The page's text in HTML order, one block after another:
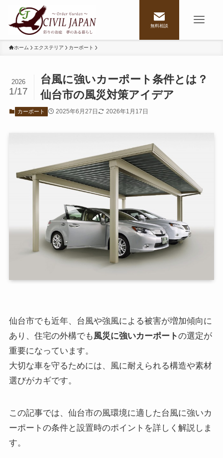
無料相談
ホーム エクステリア カーポート
台風に強いカーポート条件とは？
仙台市の風災対策アイデア
2026
1/17
カーポート 2025年6月27日 2026年1月17日
仙台市でも近年、台風や強風による被害が増加傾向に
あり、住宅の外構でも風災に強いカーポートの選定が
重要になっています。
大切な車を守るためには、風に耐えられる構造や素材
選びがカギです。
この記事では、仙台市の風環境に適した台風に強いカ
ーポートの条件と設置時のポイントを詳しく解説しま
す。